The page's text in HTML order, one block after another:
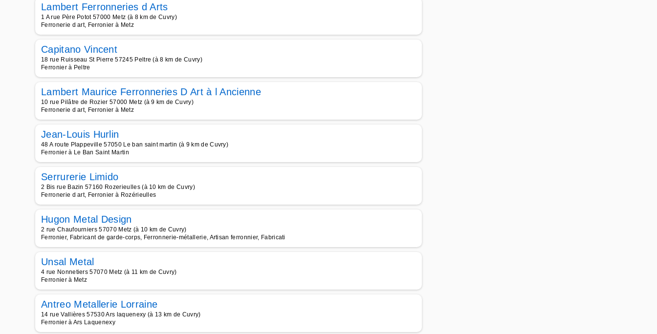
Lambert Ferronneries d Arts
1 A rue Père Potot 57000 Metz (à 8 km de Cuvry)
Ferronerie d art, Ferronier à Metz
Capitano Vincent
18 rue Ruisseau St Pierre 57245 Peltre (à 8 km de Cuvry)
Ferronier à Peltre
Lambert Maurice Ferronneries D Art à l Ancienne
10 rue Pilâtre de Rozier 57000 Metz (à 9 km de Cuvry)
Ferronerie d art, Ferronier à Metz
Jean-Louis Hurlin
48 A route Plappeville 57050 Le ban saint martin (à 9 km de Cuvry)
Ferronier à Le Ban Saint Martin
Serrurerie Limido
2 Bis rue Bazin 57160 Rozerieulles (à 10 km de Cuvry)
Ferronerie d art, Ferronier à Rozérieulles
Hugon Metal Design
2 rue Chaufourniers 57070 Metz (à 10 km de Cuvry)
Ferronier, Fabricant de garde-corps, Ferronnerie-métallerie, Artisan ferronnier, Fabricati
Unsal Metal
4 rue Nonnetiers 57070 Metz (à 11 km de Cuvry)
Ferronier à Metz
Antreo Metallerie Lorraine
14 rue Vallières 57530 Ars laquenexy (à 13 km de Cuvry)
Ferronier à Ars Laquenexy